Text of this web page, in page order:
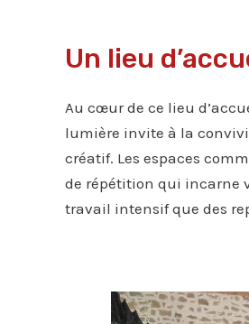
Un lieu
Au cœur de ce lieu
lumière invite à la
créatif. Les espaces
de répétition qui incarne
travail intensif que des